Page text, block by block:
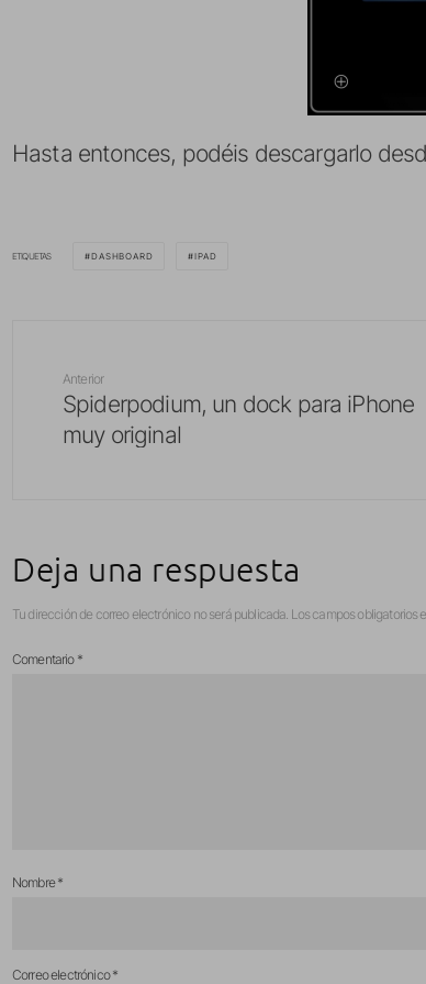
Hasta entonces, podéis descargarlo
ETIQUETAS DASHBOARD IPAD
Anterior
Spiderpodium, un dock para iPhone
muy original
Deja una respuesta
Tu dirección de correo electrónico no será publicada. Los campos obligatorios
Comentario *
Nombre*
Correo electrónico*